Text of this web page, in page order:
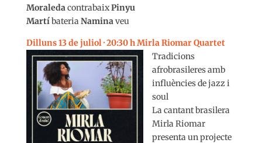
Moraleda contrabaixPinyu
Martíbateria Namina veu
Dilluns 13 de juliol · 20:30 h Mirla Riomar Quartet
Tradicions
afrobrasileres amb
influències de jazz i
soul
La cantant brasilera
Mirla Riomar
presenta un projecte